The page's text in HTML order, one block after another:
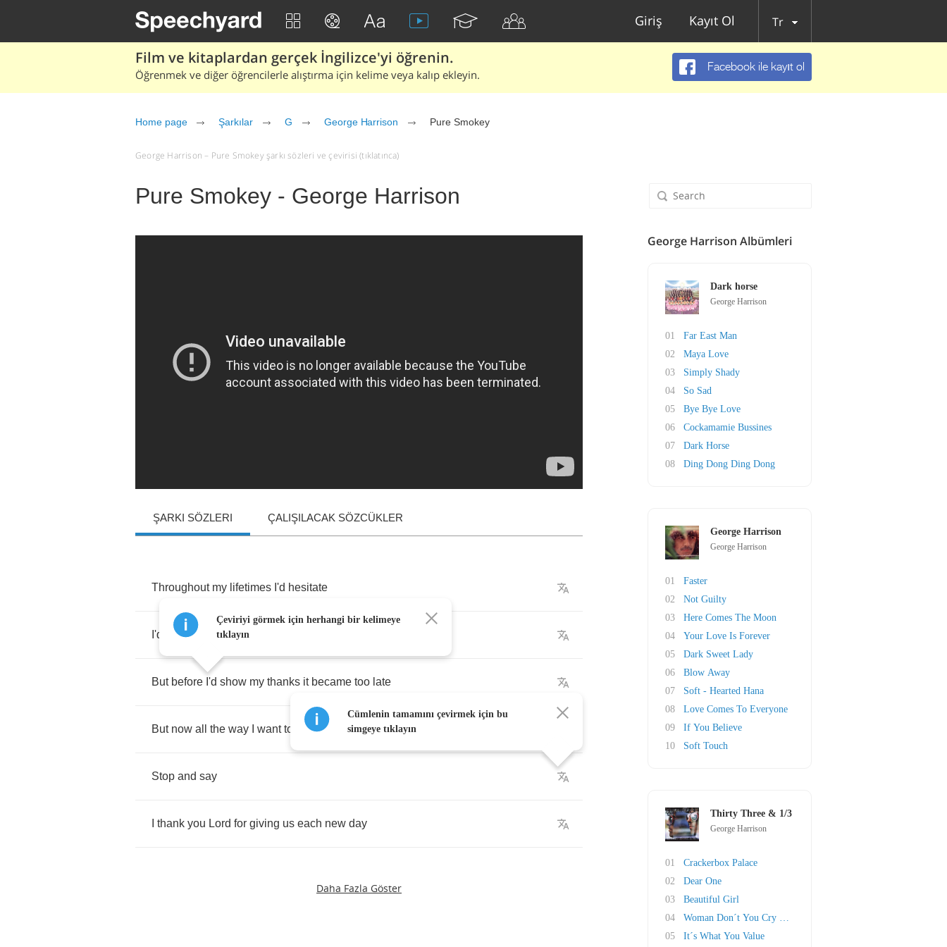
Giriş Kayıt Ol Tr
Film ve kitaplardan gerçek İngilizce'yi öğrenin.
Öğrenmek ve diğer öğrencilerle alıştırma için kelime veya kalıp ekleyin.
Facebook ile kayıt ol
Home page Şarkılar G George Harrison Pure Smokey
George Harrison – Pure Smokey şarkı sözleri ve çevirisi (tıklatınca)
Pure Smokey - George Harrison
ŞARKI SÖZLERI ÇALIŞILACAK SÖZCÜKLER
Throughout my lifetimes I'd hesitate
I'd feel some joy
But before I'd show my thanks it became too late
But now all the way want to find the time
Stop and say
thank you Lord for giving us each new day
Daha Fazla Göster
Çeviriyi görmek için herhangi bir kelimeye
tıklayın
Cümlenin tamamını çevirmek için bu
simgeye tıklayın
George Harrison Albümleri
Dark horse
George Harrison
01
Far East Man
02
Maya Love
03
Simply Shady
04
So Sad
05
Bye Bye Love
06
Cockamamie Bussines
07
Dark Horse
08
Ding Dong Ding Dong
George Harrison
George Harrison
01
Faster
02
Not Guilty
03
Here Comes The Moon
04
Your Love Is Forever
05
Dark Sweet Lady
06
Blow Away
07
Soft - Hearted Hana
08
Love Comes To Everyone
09
If You Believe
10
Soft Touch
Thirty Three & 1/3
George Harrison
01
Crackerbox Palace
02
Dear One
03
Beautiful Girl
04
Woman Don´t You Cry For Me
05
It´s What You Value